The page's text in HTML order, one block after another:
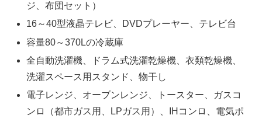
ジ、布団セット）
16～40型液晶テレビ、DVDプレーヤー、テレビ台
容量80～370Lの冷蔵庫
全自動洗濯機、ドラム式洗濯乾燥機、衣類乾燥機、
洗濯スペース用スタンド、物干し
電子レンジ、オーブンレンジ、トースター、ガスコ
ンロ（都市ガス用、LPガス用）、IHコンロ、電気ポ